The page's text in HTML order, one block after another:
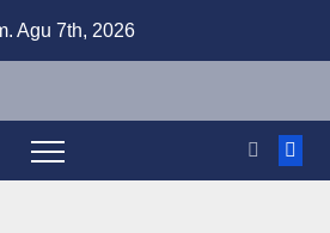
Agu 7th, 2026